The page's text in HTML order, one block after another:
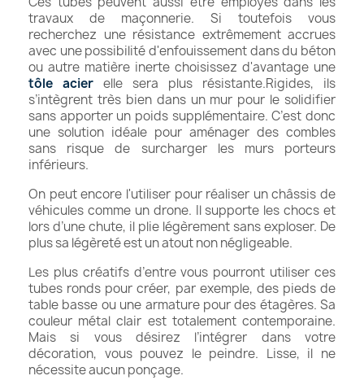
travaux de maçonnerie. Si toutefois vous
recherchez une résistance extrêmement accrues
avec une possibilité d'enfouissement dans du béton
ou autre matière inerte choisissez d'avantage une
tôle acier elle sera plus résistante.Rigides, ils
s’intègrent très bien dans un mur pour le solidifier
sans apporter un poids supplémentaire. C’est donc
une solution idéale pour aménager des combles
sans risque de surcharger les murs porteurs
inférieurs.
On peut encore l'utiliser pour réaliser un châssis de
véhicules comme un drone. Il supporte les chocs et
lors d’une chute, il plie légèrement sans exploser. De
plus sa légèreté est un atout non négligeable.
Les plus créatifs d’entre vous pourront utiliser ces
tubes ronds pour créer, par exemple, des pieds de
table basse ou une armature pour des étagères. Sa
couleur métal clair est totalement contemporaine.
Mais si vous désirez l’intégrer dans votre
décoration, vous pouvez le peindre. Lisse, il ne
nécessite aucun ponçage.